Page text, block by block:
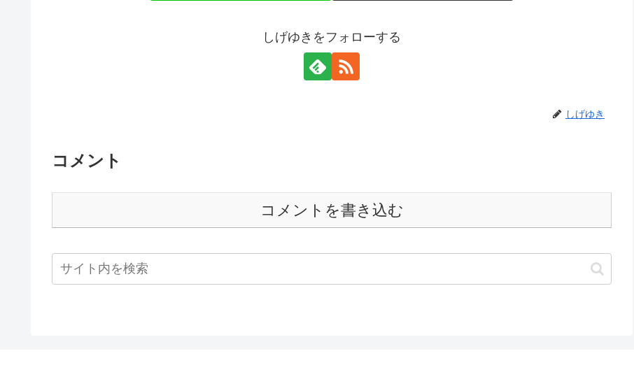
しげゆきをフォローする
しげゆき
コメント
コメントを書き込む